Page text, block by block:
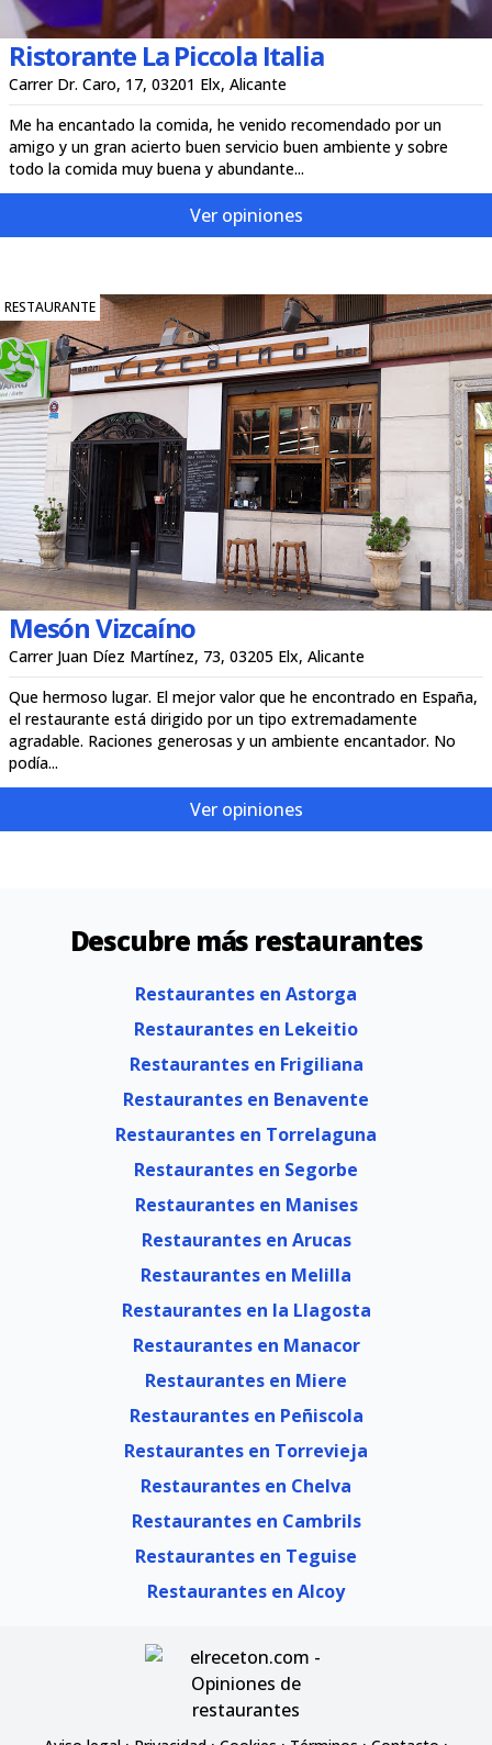
Ristorante La Piccola Italia
Carrer Dr. Caro, 17, 03201 Elx, Alicante
Me ha encantado la comida, he venido recomendado por un
amigo y un gran acierto buen servicio buen ambiente y sobre
todo la comida muy buena y abundante...
Ver opiniones
RESTAURANTE
Mesón Vizcaíno
Carrer Juan Díez Martínez, 73, 03205 Elx, Alicante
Que hermoso lugar. El mejor valor que he encontrado en España,
el restaurante está dirigido por un tipo extremadamente
agradable. Raciones generosas y un ambiente encantador. No
podía...
Ver opiniones
Descubre más restaurantes
Restaurantes en Astorga
Restaurantes en Lekeitio
Restaurantes en Frigiliana
Restaurantes en Benavente
Restaurantes en Torrelaguna
Restaurantes en Segorbe
Restaurantes en Manises
Restaurantes en Arucas
Restaurantes en Melilla
Restaurantes en la Llagosta
Restaurantes en Manacor
Restaurantes en Miere
Restaurantes en Peñiscola
Restaurantes en Torrevieja
Restaurantes en Chelva
Restaurantes en Cambrils
Restaurantes en Teguise
Restaurantes en Alcoy